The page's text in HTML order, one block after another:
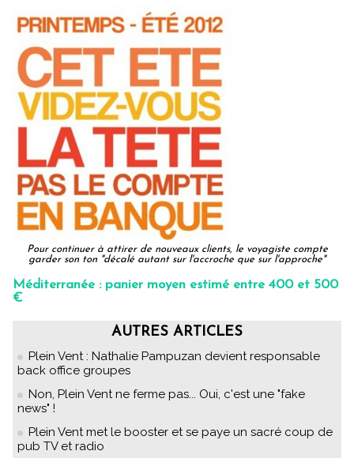
Pour continuer à attirer de nouveaux clients, le voyagiste compte
garder son ton "décalé autant sur l'accroche que sur l'approche"
Méditerranée : panier moyen estimé entre 400 et 500
€
AUTRES ARTICLES
Plein Vent : Nathalie Pampuzan devient responsable
back office groupes
Non, Plein Vent ne ferme pas... Oui, c'est une "fake
news" !
Plein Vent met le booster et se paye un sacré coup de
pub TV et radio